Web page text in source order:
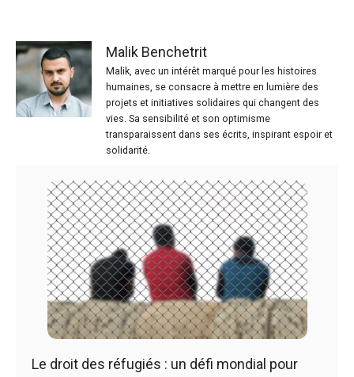
Malik Benchetrit
Malik, avec un intérêt marqué pour les histoires
humaines, se consacre à mettre en lumière des
projets et initiatives solidaires qui changent des
vies. Sa sensibilité et son optimisme
transparaissent dans ses écrits, inspirant espoir et
solidarité.
Le droit des réfugiés : un défi mondial pour